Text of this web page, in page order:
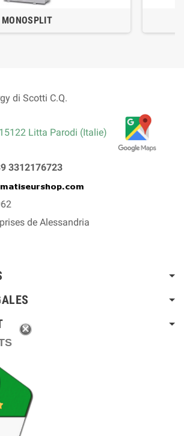
MONOSPLIT
di Scotti C.Q.
Litta Parodi (Italie)
3312176723
de Alessandria